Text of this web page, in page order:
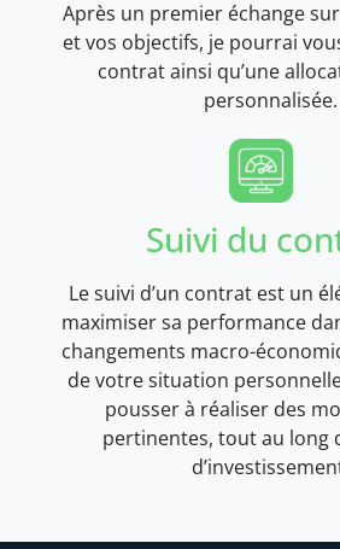
Après un premier échange
et vos objectifs, je pourrai
contrat ainsi qu’une
personnalisée.
Suivi du
Le suivi d’un contrat est un
maximiser sa performance
changements macro-
de votre situation
pousser à réaliser des
pertinentes, tout au long